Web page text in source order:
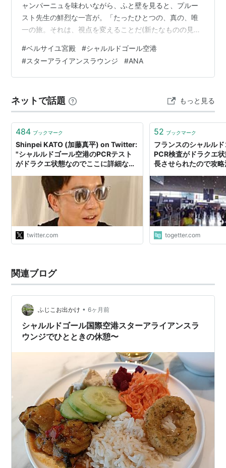
ャンパーニュを味わいながら、ふと壁を見ると、プルー
スト先生の鮮烈な一言が。「たったひとつの、真の、唯
一の旅。それは、視点を変えることだ(新たなものの見方
りじゃなかったかい？ 新たな物の見方ができるようにな
ったかい？？(汗)
#ベルサイユ宮殿 #シャルルドゴール空港
#スターアライアンスラウンジ #ANA
ネットで話題 もっと見る
484 ブックマーク
Shinpei KATO (加藤真平) on Twitter:
"シャルルドゴール空港のPCRテスト
がドラクエ状態なのでここに詳細な攻
に3〜4時間かかるのでフライト5〜6
時間前には空港に着くようなスケジュ
ールを推奨します。
https://t.co/lt3dCF7URV"
twitter.com
52 ブックマーク
フランスのシャルル
PCR検査がドラクエ
長させられたので攻
togetter.com
関連ブログ
ふじこお出かけ • 6ヶ月前
シャルルドゴール国際空港スターアライアンスラ
ウンジでひとときの休憩〜